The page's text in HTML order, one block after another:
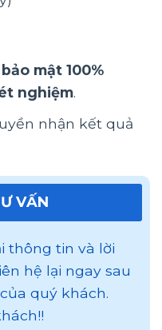
mật 100%
nghiệm.
nhận kết quả
VẤN
thông tin và lời
hệ lại ngay sau
quý khách.